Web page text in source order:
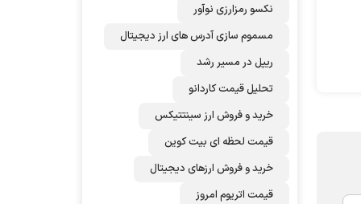
نکسو رمزارزی نوآور
مسموم سازی آدرس های ارز دیجیتال
ریپل در مسیر رشد
تحلیل قیمت کاردانو
خرید و فروش ارز سینتتیکس
قیمت لحظه ای بیت کوین
خرید و فروش ارزهای دیجیتال
قیمت اتریوم امروز